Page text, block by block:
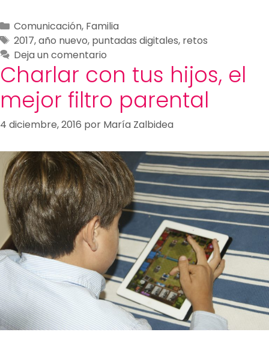
Comunicación, Familia
2017,año nuevo, puntadas digitales, retos
Deja un comentario
Charlar con tus hijos, el
mejor filtro parental
4 diciembre, 2016 por María Zalbidea